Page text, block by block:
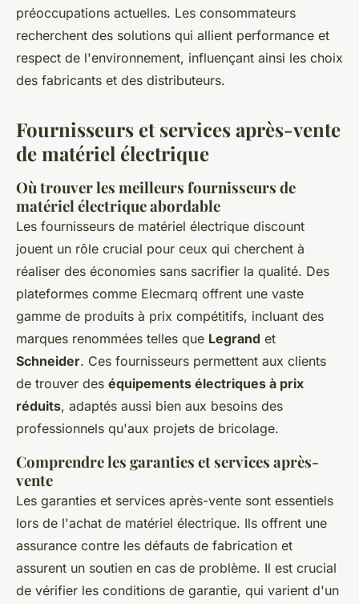
préoccupations actuelles. Les consommateurs
recherchent des solutions qui allient performance et
respect de l'environnement, influençant ainsi les choix
des fabricants et des distributeurs.
Fournisseurs et services après-vente
de matériel électrique
Où trouver les meilleurs fournisseurs de
matériel électrique abordable
Les fournisseurs de matériel électrique discount
jouent un rôle crucial pour ceux qui cherchent à
réaliser des économies sans sacrifier la qualité. Des
plateformes comme Elecmarq offrent une vaste
gamme de produits à prix compétitifs, incluant des
marques renommées telles que Legrand et
Schneider. Ces fournisseurs permettent aux clients
de trouver des équipements électriques à prix
réduits, adaptés aussi bien aux besoins des
professionnels qu'aux projets de bricolage.
Comprendre les garanties et services après-
vente
Les garanties et services après-vente sont essentiels
lors de l'achat de matériel électrique. Ils offrent une
assurance contre les défauts de fabrication et
assurent un soutien en cas de problème. Il est crucial
de vérifier les conditions de garantie, qui varient d'un